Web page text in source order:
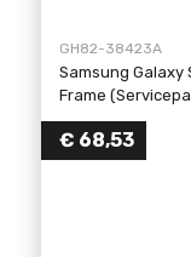
GH82-38423A
Samsung Galaxy
Frame
€ 68,53